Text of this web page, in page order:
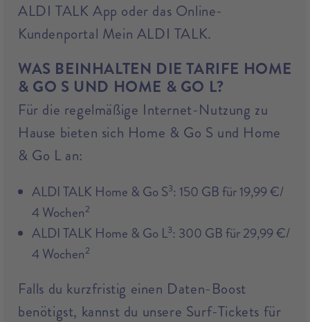
ALDI TALK App oder das Online-
Kundenportal Mein ALDI TALK.
WAS BEINHALTEN DIE TARIFE HOME
& GO S UND HOME & GO L?
Für die regelmäßige Internet-Nutzung zu
Hause bieten sich Home & Go S und Home
& Go L an:
ALDI TALK Home & Go S3: 150 GB für 19,99 €/
4 Wochen2
ALDI TALK Home & Go L3: 300 GB für 29,99 €/
4 Wochen2
Falls du kurzfristig einen Daten-Boost
benötigst, kannst du unsere Surf-Tickets für